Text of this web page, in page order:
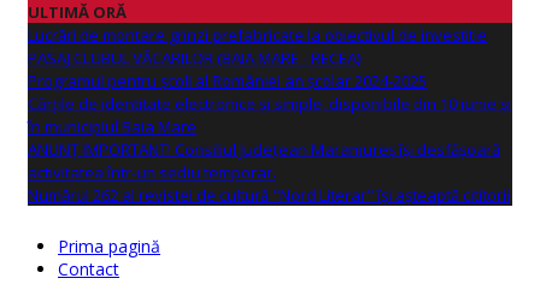
ULTIMĂ ORĂ
Lucrări de montare grinzi prefabricate la obiectivul de investitie
PASAJ CLUBUL VĂCARILOR (BAIA MARE - RECEA)
Programul pentru școli al României an școlar 2024-2025
Cărțile de identitate electronice și simple, disponibile din 10 iunie și
în municipiul Baia Mare
ANUNŢ IMPORTANT! Consiliul Județean Maramureș își desfășoară
activitatea într-un sediu temporar.
Numărul 262 al revistei de cultură "Nord Literar" își așteaptă cititorii
Prima pagină
Contact